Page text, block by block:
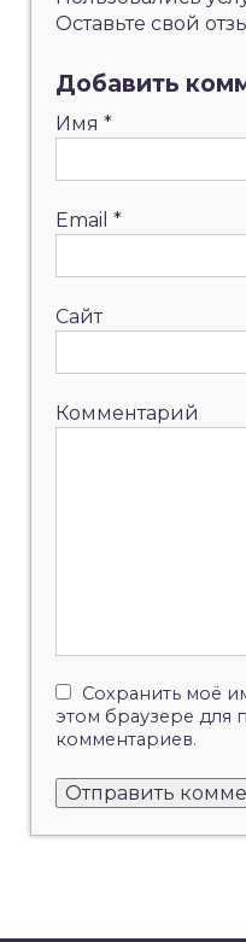
Оставьте свой
Добавить
Имя *
Email *
Сайт
Комментарий
Сохранить моё
этом браузере для
комментариев.